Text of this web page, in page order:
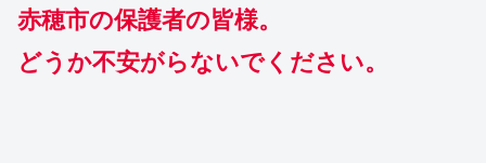
赤穂市の保護者の皆様。
どうか不安がらないでください。